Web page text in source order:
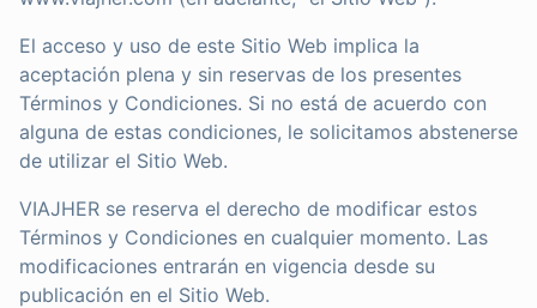
El acceso y uso de este Sitio Web implica la
aceptación plena y sin reservas de los presentes
Términos y Condiciones. Si no está de acuerdo con
alguna de estas condiciones, le solicitamos abstenerse
de utilizar el Sitio Web.
VIAJHER se reserva el derecho de modificar estos
Términos y Condiciones en cualquier momento. Las
modificaciones entrarán en vigencia desde su
publicación en el Sitio Web.